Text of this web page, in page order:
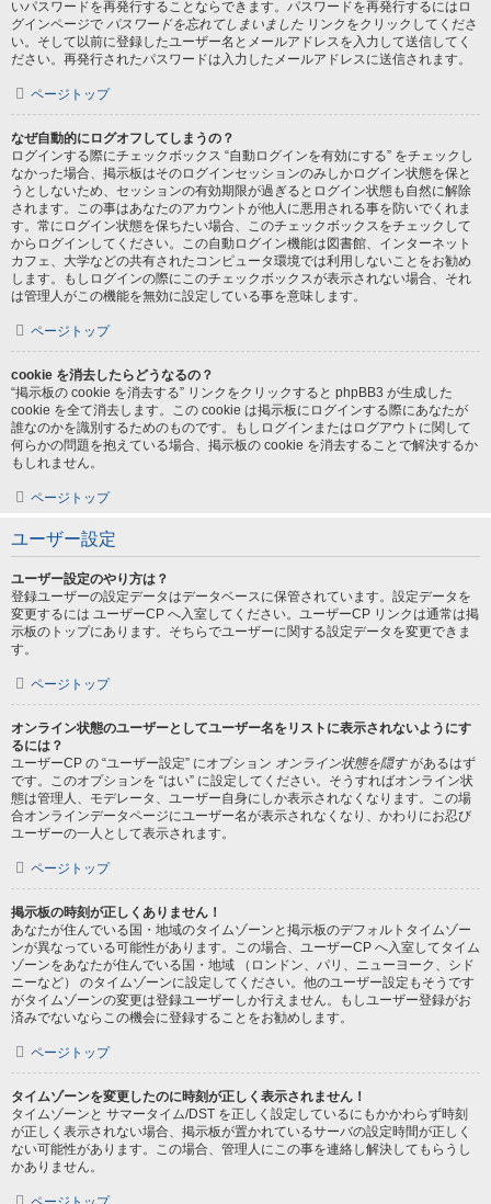
いパスワードを再発行することならできます。パスワードを再発行するにはロ
グインページで パスワードを忘れてしまいました リンクをクリックしてくださ
い。そして以前に登録したユーザー名とメールアドレスを入力して送信してく
ださい。再発行されたパスワードは入力したメールアドレスに送信されます。
ページトップ
なぜ自動的にログオフしてしまうの？
ログインする際にチェックボックス “自動ログインを有効にする” をチェックし
なかった場合、掲示板はそのログインセッションのみしかログイン状態を保と
うとしないため、セッションの有効期限が過ぎるとログイン状態も自然に解除
されます。この事はあなたのアカウントが他人に悪用される事を防いでくれま
す。常にログイン状態を保ちたい場合、このチェックボックスをチェックして
からログインしてください。この自動ログイン機能は図書館、インターネット
カフェ、大学などの共有されたコンピュータ環境では利用しないことをお勧め
します。もしログインの際にこのチェックボックスが表示されない場合、それ
は管理人がこの機能を無効に設定している事を意味します。
ページトップ
cookie を消去したらどうなるの？
“掲示板の cookie を消去する” リンクをクリックすると phpBB3 が生成した
cookie を全て消去します。この cookie は掲示板にログインする際にあなたが
誰なのかを識別するためのものです。もしログインまたはログアウトに関して
何らかの問題を抱えている場合、掲示板の cookie を消去することで解決するか
もしれません。
ページトップ
ユーザー設定
ユーザー設定のやり方は？
登録ユーザーの設定データはデータベースに保管されています。設定データを
変更するには ユーザーCP へ入室してください。ユーザーCP リンクは通常は掲
示板のトップにあります。そちらでユーザーに関する設定データを変更できま
す。
ページトップ
オンライン状態のユーザーとしてユーザー名をリストに表示されないようにす
るには？
ユーザーCP の “ユーザー設定” にオプション オンライン状態を隠すがあるはず
です。このオプションを “はい” に設定してください。そうすればオンライン状
態は管理人、モデレータ、ユーザー自身にしか表示されなくなります。この場
合オンラインデータページにユーザー名が表示されなくなり、かわりにお忍び
ユーザーの一人として表示されます。
ページトップ
掲示板の時刻が正しくありません！
あなたが住んでいる国・地域のタイムゾーンと掲示板のデフォルトタイムゾー
ンが異なっている可能性があります。この場合、ユーザーCP へ入室してタイム
ゾーンをあなたが住んでいる国・地域 （ロンドン、パリ、ニューヨーク、シド
ニーなど） のタイムゾーンに設定してください。他のユーザー設定もそうです
がタイムゾーンの変更は登録ユーザーしか行えません。もしユーザー登録がお
済みでないならこの機会に登録することをお勧めします。
ページトップ
タイムゾーンを変更したのに時刻が正しく表示されません！
タイムゾーンと サマータイム/DST を正しく設定しているにもかかわらず時刻
が正しく表示されない場合、掲示板が置かれているサーバの設定時間が正しく
ない可能性があります。この場合、管理人にこの事を連絡し解決してもらうし
かありません。